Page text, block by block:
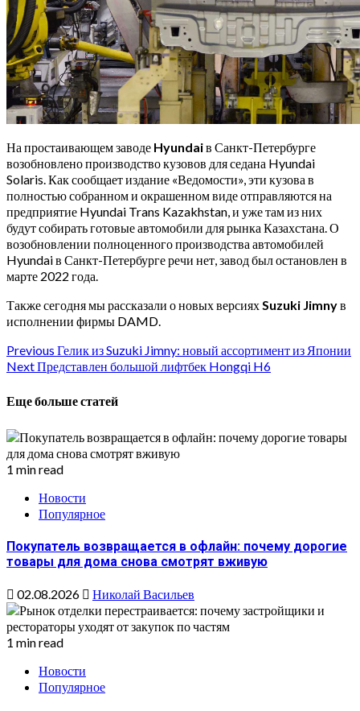
На простаивающем заводе Hyundaiв Санкт-Петербурге
возобновлено производство кузовов для седана Hyundai
Solaris. Как сообщает издание «Ведомости», эти кузова в
полностью собранном и окрашенном виде отправляются на
предприятие Hyundai Trans Kazakhstan, и уже там из них
будут собирать готовые автомобили для рынка Казахстана. О
возобновлении полноценного производства автомобилей
Hyundai в Санкт-Петербурге речи нет, завод был остановлен в
марте 2022 года.
Также сегодня мы рассказали о новых версияхSuzuki Jimnyв
исполнении фирмы DAMD.
Continue
Previous Гелик из Suzuki Jimny: новый ассортимент из Японии
NextПредставлен большой лифтбек Hongqi H6
Еще больше статей
1 min read
Новости
Популярное
Покупатель возвращается в офлайн: почему дорогие
товары для дома снова смотрят вживую
02.08.2026 Николай Васильев
1 min read
Новости
Популярное